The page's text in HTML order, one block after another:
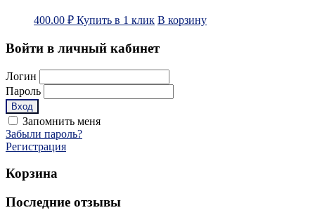
400.00 ₽ Купить в 1 клик В корзину
Войти в личный кабинет
Логин
Пароль
Запомнить меня
Забыли пароль?
Регистрация
Корзина
Последние отзывы